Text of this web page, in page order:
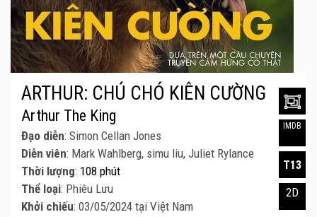
ARTHUR: CHÚ CHÓ KIÊN CƯỜNG
Arthur The King
Đạo diễn: Simon Cellan Jones
Diễn viên: Mark Wahlberg, simu liu, Juliet Rylance
Thời lượng: 108 phút
Thể loại: Phiêu Lưu
Khởi chiếu: 03/05/2024 tại Việt Nam
IMDB
T13
2D